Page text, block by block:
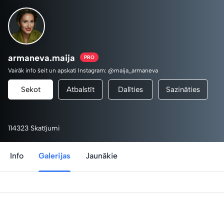
armaneva.maija PRO
Vairāk info šeit un apskati Instagram: @maija_armaneva
Sekot Atbalstīt Dalīties Sazināties
114323 Skatījumi
Info Galerijas Jaunākie